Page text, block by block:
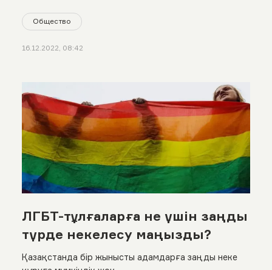
Общество
16.12.2022, 08:42
ЛГБТ-тұлғаларға не үшін заңды
түрде некелесу маңызды?
Қазақстанда бір жынысты адамдарға заңды неке